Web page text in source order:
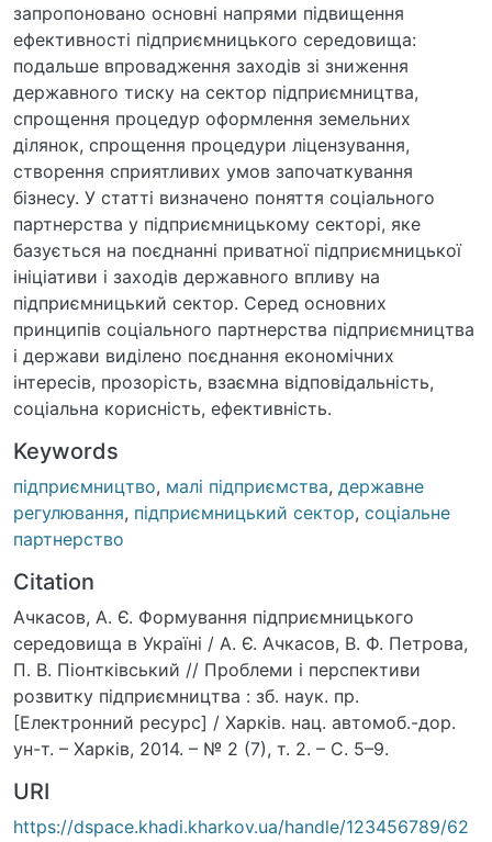
запропоновано основні напрями підвищення
ефективності підприємницького середовища:
подальше впровадження заходів зі зниження
державного тиску на сектор підприємництва,
спрощення процедур оформлення земельних
ділянок, спрощення процедури ліцензування,
створення сприятливих умов започаткування
бізнесу. У статті визначено поняття соціального
партнерства у підприємницькому секторі, яке
базується на поєднанні приватної підприємницької
ініціативи і заходів державного впливу на
підприємницький сектор. Серед основних
принципів соціального партнерства підприємництва
і держави виділено поєднання економічних
інтересів, прозорість, взаємна відповідальність,
соціальна корисність, ефективність.
Keywords
підприємництво, малі підприємства, державне
регулювання, підприємницький сектор, соціальне
партнерство
Citation
Ачкасов, А. Є. Формування підприємницького
середовища в Україні / А. Є. Ачкасов, В. Ф. Петрова,
П. В. Піонтківський // Проблеми і перспективи
розвитку підприємництва : зб. наук. пр.
[Електронний ресурс] / Харків. нац. автомоб.-дор.
ун-т. – Харків, 2014. – № 2 (7), т. 2. – С. 5–9.
URI
https://dspace.khadi.kharkov.ua/handle/123456789/62